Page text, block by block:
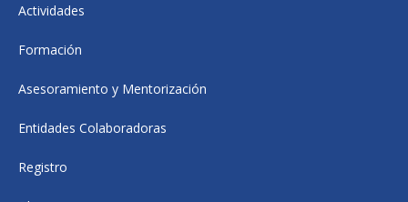
Actividades
Formación
Asesoramiento y Mentorización
Entidades Colaboradoras
Registro